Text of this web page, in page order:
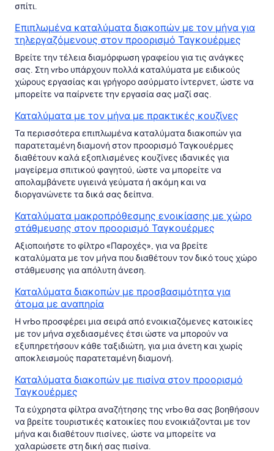
σπίτι.
Επιπλωμένα καταλύματα διακοπών με τον μήνα για
τηλεργαζόμενους στον προορισμό Ταγκουέρμες
Βρείτε την τέλεια διαμόρφωση γραφείου για τις ανάγκες
σας. Στη vrbo υπάρχουν πολλά καταλύματα με ειδικούς
χώρους εργασίας και γρήγορο ασύρματο ίντερνετ, ώστε να
μπορείτε να παίρνετε την εργασία σας μαζί σας.
Καταλύματα με τον μήνα με πρακτικές κουζίνες
Τα περισσότερα επιπλωμένα καταλύματα διακοπών για
παρατεταμένη διαμονή στον προορισμό Ταγκουέρμες
διαθέτουν καλά εξοπλισμένες κουζίνες ιδανικές για
μαγείρεμα σπιτικού φαγητού, ώστε να μπορείτε να
απολαμβάνετε υγιεινά γεύματα ή ακόμη και να
διοργανώνετε τα δικά σας δείπνα.
Καταλύματα μακροπρόθεσμης ενοικίασης με χώρο
στάθμευσης στον προορισμό Ταγκουέρμες
Αξιοποιήστε το φίλτρο «Παροχές», για να βρείτε
καταλύματα με τον μήνα που διαθέτουν τον δικό τους χώρο
στάθμευσης για απόλυτη άνεση.
Καταλύματα διακοπών με προσβασιμότητα για
άτομα με αναπηρία
Η vrbo προσφέρει μια σειρά από ενοικιαζόμενες κατοικίες
με τον μήνα σχεδιασμένες έτσι ώστε να μπορούν να
εξυπηρετήσουν κάθε ταξιδιώτη, για μια άνετη και χωρίς
αποκλεισμούς παρατεταμένη διαμονή.
Καταλύματα διακοπών με πισίνα στον προορισμό
Ταγκουέρμες
Τα εύχρηστα φίλτρα αναζήτησης της vrbo θα σας βοηθήσουν
να βρείτε τουριστικές κατοικίες που ενοικιάζονται με τον
μήνα και διαθέτουν πισίνες, ώστε να μπορείτε να
χαλαρώσετε στη δική σας πισίνα.